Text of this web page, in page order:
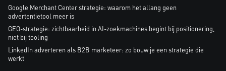
Google Merchant Center strategie: waarom het allang geen
advertentietool meer is
GEO-strategie: zichtbaarheid in AI-zoekmachines begint bij positionering,
niet bij tooling
LinkedIn adverteren als B2B marketeer: zo bouw je een strategie die
werkt